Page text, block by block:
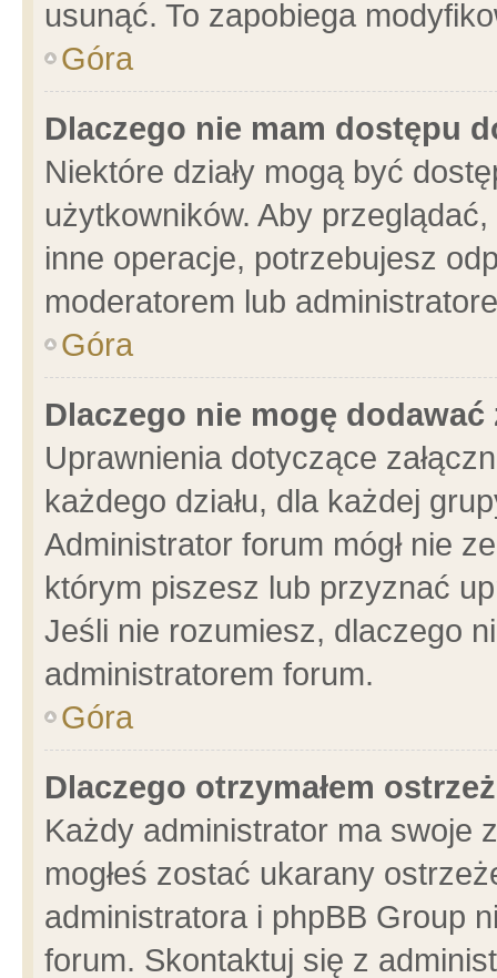
usunąć. To zapobiega
Góra
Dlaczego nie mam dostępu
Niektóre działy mogą być
użytkowników. Aby
inne operacje, potrzebujesz
moderatorem lub
Góra
Dlaczego nie mogę dodawać
Uprawnienia dotyczące
każdego działu, dla każdej
Administrator forum mógł nie
którym piszesz lub przyznać
Jeśli nie rozumiesz, dlaczego
administratorem forum.
Góra
Dlaczego otrzymałem
Każdy administrator ma swoje
mogłeś zostać ukarany
administratora i phpBB Group
forum. Skontaktuj się z